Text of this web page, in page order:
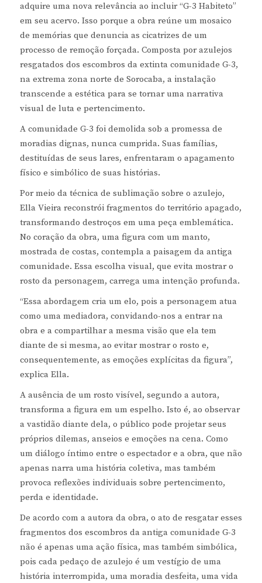
adquire uma nova relevância ao incluir “G-3 Habiteto”
em seu acervo. Isso porque a obra reúne um mosaico
de memórias que denuncia as cicatrizes de um
processo de remoção forçada. Composta por azulejos
resgatados dos escombros da extinta comunidade G-3,
na extrema zona norte de Sorocaba, a instalação
transcende a estética para se tornar uma narrativa
visual de luta e pertencimento.
A comunidade G-3 foi demolida sob a promessa de
moradias dignas, nunca cumprida. Suas famílias,
destituídas de seus lares, enfrentaram o apagamento
físico e simbólico de suas histórias.
Por meio da técnica de sublimação sobre o azulejo,
Ella Vieira reconstrói fragmentos do território apagado,
transformando destroços em uma peça emblemática.
No coração da obra, uma figura com um manto,
mostrada de costas, contempla a paisagem da antiga
comunidade. Essa escolha visual, que evita mostrar o
rosto da personagem, carrega uma intenção profunda.
“Essa abordagem cria um elo, pois a personagem atua
como uma mediadora, convidando-nos a entrar na
obra e a compartilhar a mesma visão que ela tem
diante de si mesma, ao evitar mostrar o rosto e,
consequentemente, as emoções explícitas da figura”,
explica Ella.
A ausência de um rosto visível, segundo a autora,
transforma a figura em um espelho. Isto é, ao observar
a vastidão diante dela, o público pode projetar seus
próprios dilemas, anseios e emoções na cena. Como
um diálogo íntimo entre o espectador e a obra, que não
apenas narra uma história coletiva, mas também
provoca reflexões individuais sobre pertencimento,
perda e identidade.
De acordo com a autora da obra, o ato de resgatar esses
fragmentos dos escombros da antiga comunidade G-3
não é apenas uma ação física, mas também simbólica,
pois cada pedaço de azulejo é um vestígio de uma
história interrompida, uma moradia desfeita, uma vida